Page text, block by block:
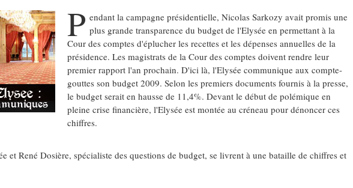
P endant la campagne présidentielle, Nicolas Sarkozy avait promis une
plus grande transparence du budget de l'Elysée en permettant à la
Cour des comptes d'éplucher les recettes et les dépenses annuelles de la
présidence. Les magistrats de la Cour des comptes doivent rendre leur
premier rapport l'an prochain. D'ici là, l'Elysée communique aux compte-
gouttes son budget 2009. Selon les premiers documents fournis à la presse,
le budget serait en hausse de 11,4%. Devant le début de polémique en
pleine crise financière, l'Elysée est montée au créneau pour dénoncer ces
chiffres.
et René Dosière, spécialiste des questions de budget, se livrent à une bataille de chiffres et